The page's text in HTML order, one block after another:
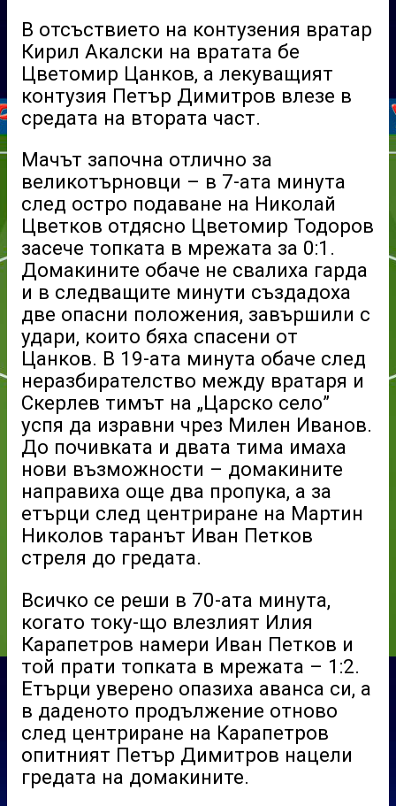
В отсъствието на контузения вратар
Кирил Акалски на вратата бе
Цветомир Цанков, а лекуващият
контузия Петър Димитров влезе в
средата на втората част.
Мачът започна отлично за
великотърновци – в 7-ата минута
след остро подаване на Николай
Цветков отдясно Цветомир Тодоров
засече топката в мрежата за 0:1.
Домакините обаче не свалиха гарда
и в следващите минути създадоха
две опасни положения, завършили с
удари, които бяха спасени от
Цанков. В 19-ата минута обаче след
неразбирателство между вратаря и
Скерлев тимът на „Царско село”
успя да изравни чрез Милен Иванов.
До почивката и двата тима имаха
нови възможности – домакините
направиха още два пропука, а за
етърци след центриране на Мартин
Николов таранът Иван Петков
стреля до гредата.
Всичко се реши в 70-ата минута,
когато току-що влезлият Илия
Карапетров намери Иван Петков и
той прати топката в мрежата – 1:2.
Етърци уверено опазиха аванса си, а
в даденото продължение отново
след центриране на Карапетров
опитният Петър Димитров нацели
гредата на домакините.